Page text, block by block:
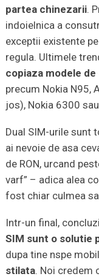
partea chinezarii.
indoielnica a
exceptii existente
regula. Ultimele
copiaza modele
precum Nokia N95,
jos), Nokia 6300
Dual SIM-urile sunt
ai nevoie de asa
de RON, urcand
varf” – adica alea
fost chiar culmea
Intr-un final,
SIM sunt o solutie
dupa tine nspe
stilata. Noi credem